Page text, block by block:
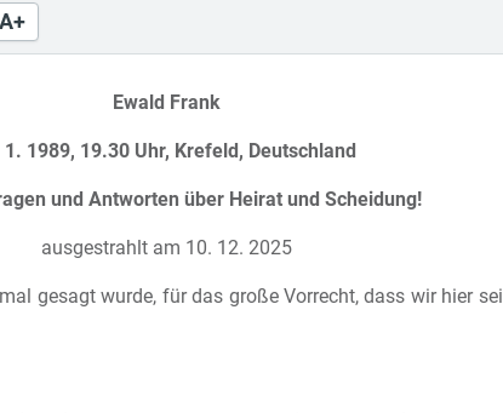
A+
Ewald Frank
1. 1989, 19.30 Uhr, Krefeld, Deutschland
und Antworten über Heirat und Scheidung!
ausgestrahlt am 10. 12. 2025
gesagt wurde, für das große Vorrecht, dass wir hier